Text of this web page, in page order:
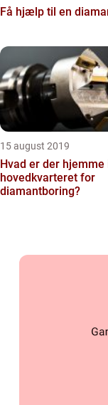
Få hjælp til en
15 august 2019
Hvad er der hjemme
hovedkvarteret for
diamantboring?